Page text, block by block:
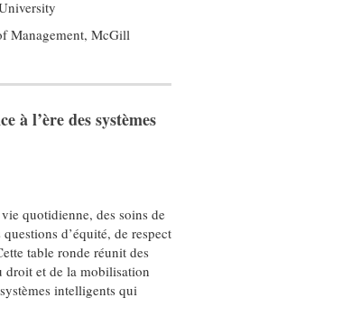
Management, McGill
à l’ère des systèmes
quotidienne, des soins de
d’équité, de respect
table ronde réunit des
droit et de la mobilisation
intelligents qui